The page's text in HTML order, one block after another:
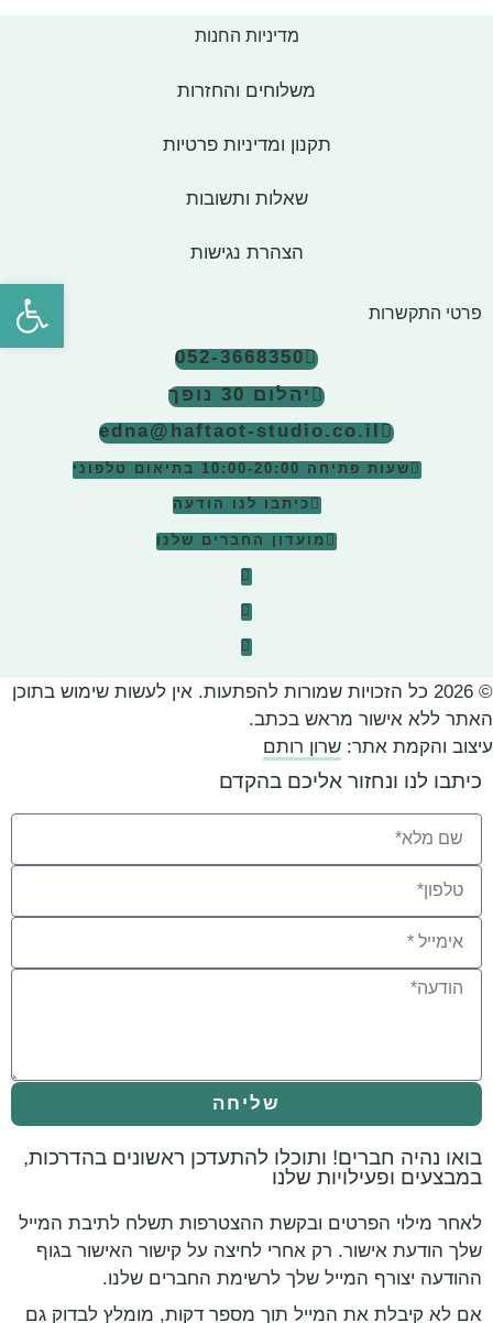
מדיניות החנות
משלוחים והחזרות
תקנון ומדיניות פרטיות
שאלות ותשובות
הצהרת נגישות
פרטי התקשרות
052-3668350
יהלום 30 נופך
edna@haftaot-studio.co.il
שעות פתיחה 10:00-20:00 בתיאום טלפוני
כיתבו לנו הודעה
מועדון החברים שלנו
© 2026 כל הזכויות שמורות להפתעות. אין לעשות שימוש בתוכן
האתר ללא אישור מראש בכתב.
עיצוב והקמת אתר: שרון רותם
כיתבו לנו ונחזור אליכם בהקדם
שליחה
בואו נהיה חברים! ותוכלו להתעדכן ראשונים בהדרכות,
במבצעים ופעילויות שלנו
לאחר מילוי הפרטים ובקשת ההצטרפות תשלח לתיבת המייל
שלך הודעת אישור. רק אחרי לחיצה על קישור האישור בגוף
ההודעה יצורף המייל שלך לרשימת החברים שלנו.
אם לא קיבלת את המייל תוך מספר דקות, מומלץ לבדוק גם
פתח